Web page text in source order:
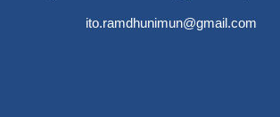
ito.ramdhunimun@gmail.com